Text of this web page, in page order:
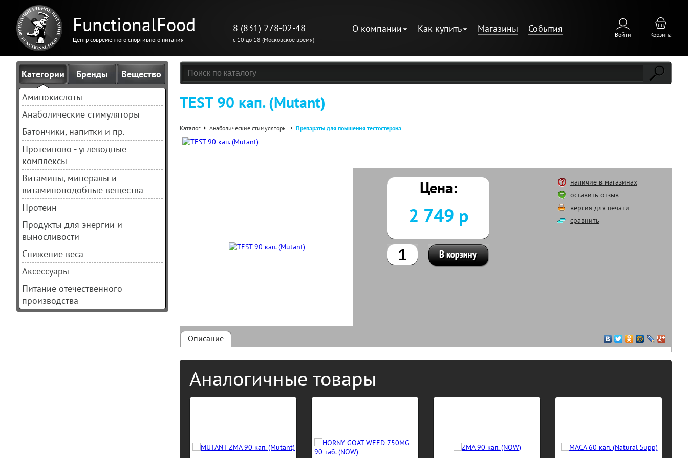
FunctionalFood
Центр современного спортивного питания
8 (831) 278-02-48
с 10 до 18 (Московское время)
О компании Как купить Магазины События
Войти Корзина
Категории Бренды
Вещество
Аминокислоты
Анаболические стимуляторы
Батончики, напитки и пр.
Протеиново - углеводные
комплексы
Витамины, минералы и
витаминоподобные вещества
Протеин
Продукты для энергии и
выносливости
Снижение веса
Аксессуары
Питание отечественного
производства
TEST 90 кап. (Mutant)
Каталог Анаболические стимуляторы Препараты для поышения тестостерона
Цена:
2 749 р
наличие в магазинах
оставить отзыв
версия для печати
сравнить
Описание
Аналогичные товары